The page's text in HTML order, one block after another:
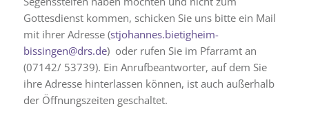
Gottesdienst kommen, schicken Sie uns bitte ein Mail
mit ihrer Adresse (stjohannes.bietigheim-
bissingen@drs.de) oder rufen Sie im Pfarramt an
(07142/ 53739). Ein Anrufbeantworter, auf dem Sie
ihre Adresse hinterlassen können, ist auch außerhalb
der Öffnungszeiten geschaltet.